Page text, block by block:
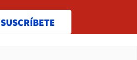
SUSCRÍBETE